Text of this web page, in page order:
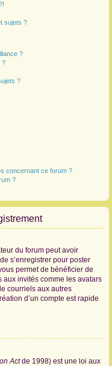
sujets ?
?
?
?
concernant ce forum ?
?
du forum peut avoir
s’enregistrer pour poster
permet de bénéficier de
invités comme les avatars
courriels aux autres
d’un compte est rapide
Actde 1998) est une loi aux